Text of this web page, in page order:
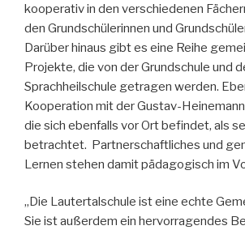
kooperativ in den verschiedenen
den Grundschülerinnen und
Darüber hinaus gibt es eine Reihe
Projekte, die von der Grundschule und
Sprachheilschule getragen werden.
Kooperation mit der Gustav-
die sich ebenfalls vor Ort befindet, als
betrachtet. Partnerschaftliches und
Lernen stehen damit pädagogisch im
„Die Lautertalschule ist eine echte
Sie ist außerdem ein hervorragendes